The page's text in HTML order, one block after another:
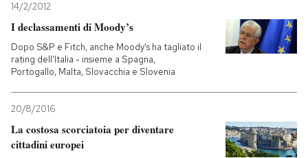
14/2/2012
I declassamenti di Moody’s
Dopo S&P e Fitch, anche Moody's ha tagliato il
rating dell'Italia - insieme a Spagna,
Portogallo, Malta, Slovacchia e Slovenia
20/8/2016
La costosa scorciatoia per diventare
cittadini europei